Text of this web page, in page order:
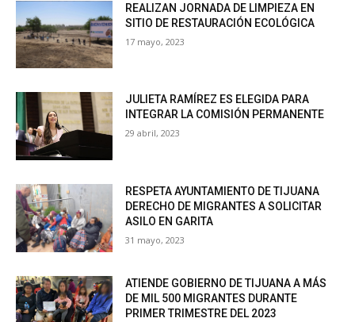
REALIZAN JORNADA DE LIMPIEZA EN
SITIO DE RESTAURACIÓN ECOLÓGICA
17 mayo, 2023
JULIETA RAMÍREZ ES ELEGIDA PARA
INTEGRAR LA COMISIÓN PERMANENTE
29 abril, 2023
RESPETA AYUNTAMIENTO DE TIJUANA
DERECHO DE MIGRANTES A SOLICITAR
ASILO EN GARITA
31 mayo, 2023
ATIENDE GOBIERNO DE TIJUANA A MÁS
DE MIL 500 MIGRANTES DURANTE
PRIMER TRIMESTRE DEL 2023